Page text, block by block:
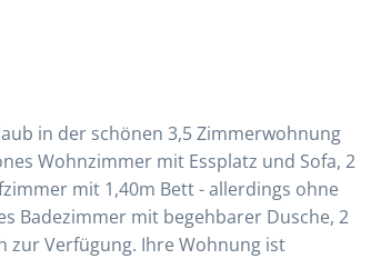
in der schönen 3,5 Zimmerwohnung
Wohnzimmer mit Essplatz und Sofa, 2
mit 1,40m Bett - allerdings ohne
Badezimmer mit begehbarer Dusche, 2
zur Verfügung. Ihre Wohnung ist